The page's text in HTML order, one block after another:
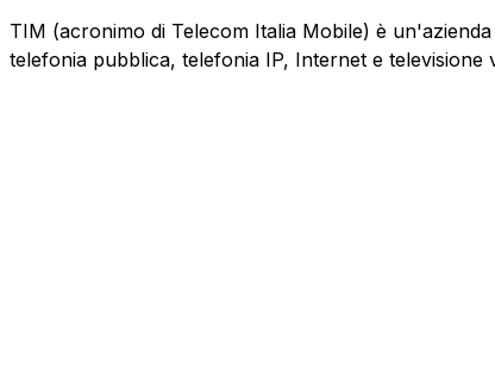
TIM (acronimo di Telecom Italia Mobile) è
telefonia pubblica, telefonia IP, Internet e televisione